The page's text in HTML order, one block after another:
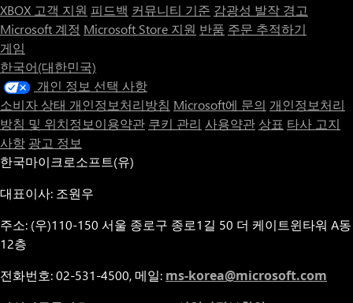
XBOX 고객 지원 피드백 커뮤니티 기준 감광성 발작 경고
Microsoft 계정 Microsoft Store 지원 반품 주문 추적하기
게임
한국어(대한민국)
개인 정보 선택 사항
소비자 상태 개인정보처리방침 Microsoft에 문의 개인정보처리
방침 및 위치정보이용약관 쿠키 관리 사용약관 상표 타사 고지
사항 광고 정보
한국마이크로소프트(유)
대표이사: 조원우
주소: (우)110-150 서울 종로구 종로1길 50 더 케이트윈타워 A동
12층
전화번호: 02-531-4500, 메일: ms-korea@microsoft.com